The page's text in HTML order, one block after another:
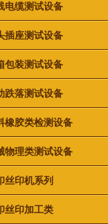
电缆测试设备
插座测试设备
包装测试设备
跌落测试设备
橡胶类检测设备
物理类测试设备
丝印机系列
丝印加工类